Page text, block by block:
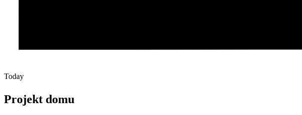
Today
Projekt domu